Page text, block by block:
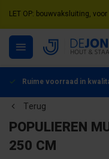
LET OP: bouwvaksluiting,
Ruime voorraad in
Terug
POPULIEREN
250 CM